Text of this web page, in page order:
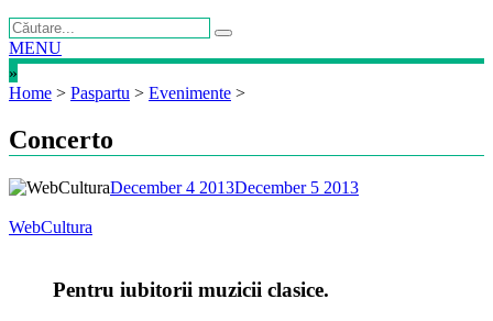
MENU
»
Home > Paspartu > Evenimente >
Concerto
December 4 2013December 5 2013
WebCultura
Pentru iubitorii muzicii clasice.